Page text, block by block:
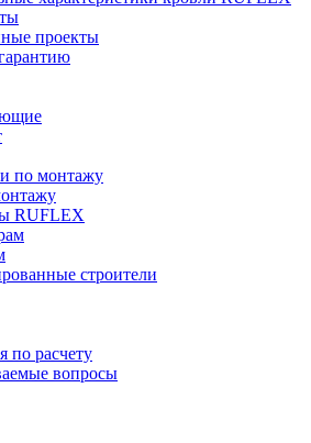
проекты
по монтажу
RUFLEX
строители
по расчету
вопросы